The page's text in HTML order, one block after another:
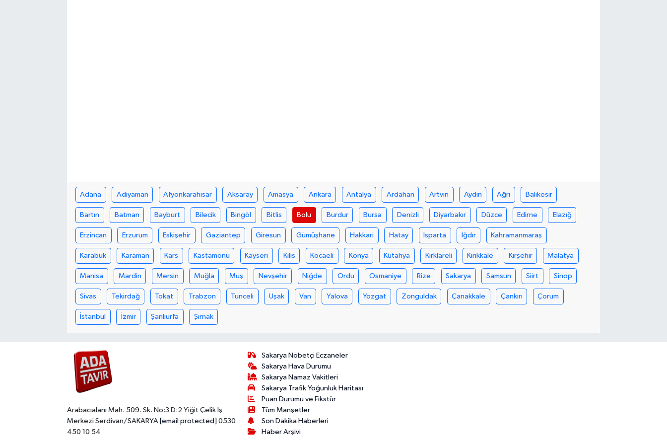
Adana Adıyaman Afyonkarahisar Aksaray Amasya Ankara Antalya Ardahan Artvin Aydın Ağrı Balıkesir
Bartın Batman Bayburt Bilecik Bingöl Bitlis Bolu Burdur Bursa Denizli Diyarbakır Düzce Edirne Elazığ
Erzincan Erzurum Eskişehir Gaziantep Giresun Gümüşhane Hakkari Hatay Isparta Iğdır Kahramanmaraş
Karabük Karaman Kars Kastamonu Kayseri Kilis Kocaeli Konya Kütahya Kırklareli Kırıkkale Kırşehir Malatya
Manisa Mardin Mersin Muğla Muş Nevşehir Niğde Ordu Osmaniye Rize Sakarya Samsun Siirt Sinop
Sivas Tekirdağ Tokat Trabzon Tunceli Uşak Van Yalova Yozgat Zonguldak Çanakkale Çankırı Çorum
İstanbul İzmir Şanlıurfa Şırnak
Arabacıalanı Mah. 509. Sk. No:3 D:2 Yiğit Çelik İş
Merkezi Serdivan/SAKARYA [email protected] 0530
450 10 54
Sakarya Nöbetçi Eczaneler
Sakarya Hava Durumu
Sakarya Namaz Vakitleri
Sakarya Trafik Yoğunluk Haritası
Puan Durumu ve Fikstür
Tüm Manşetler
Son Dakika Haberleri
Haber Arşivi